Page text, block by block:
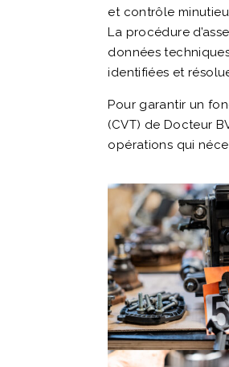
et contrôle
La procédure
données
identifiées et
Pour garantir un
(CVT) de Docteur
opérations qui